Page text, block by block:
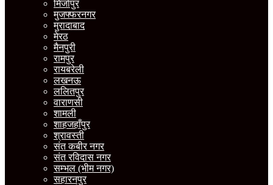
मिर्जापुर
मुजफ्फरनगर
मुरादाबाद
मेरठ
मैनपुरी
रामपुर
रायबरेली
लखनऊ
ललितपुर
वाराणसी
शामली
शाहजहाँपुर
श्रावस्ती
संत कबीर नगर
संत रविदास नगर
सम्भल (भीम नगर)
सहारनपुर